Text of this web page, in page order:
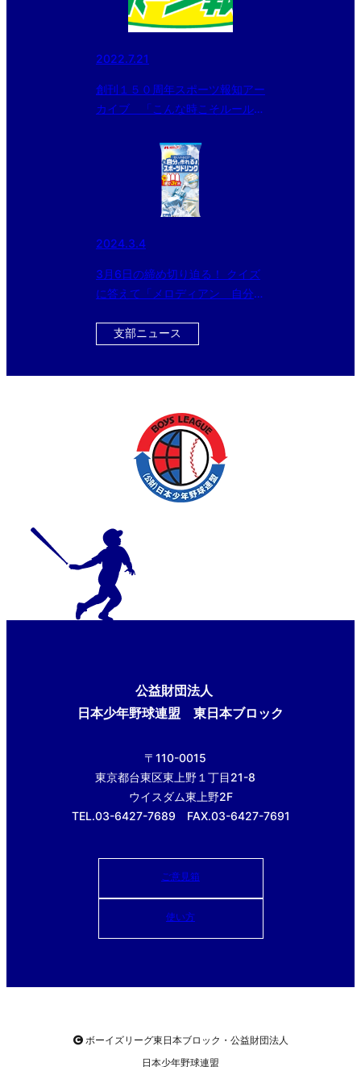
2022.7.21
創刊１５０周年スポーツ報知アー
カイブ 「こんな時こそルールを
2024.3.4
3月6日の締め切り迫る！ クイズ
に答えて「メロディアン 自分で
よう！！
支部ニュース
公益財団法人
日本少年野球連盟 東日本ブロック
〒110-0015
東京都台東区東上野１丁目21-8
ウイスダム東上野2F
TEL.03-6427-7689 FAX.03-6427-7691
ご意見箱
使い方
ボーイズリーグ東日本ブロック・公益財団法人
日本少年野球連盟